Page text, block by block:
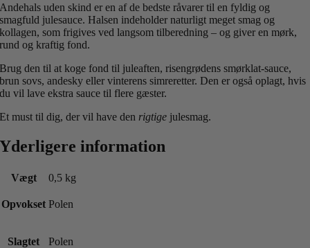
Andehals uden skind er en af de bedste råvarer til en fyldig og
smagfuld julesauce. Halsen indeholder naturligt meget smag og
kollagen, som frigives ved langsom tilberedning – og giver en mørk,
rund og kraftig fond.
Brug den til at koge fond til juleaften, risengrødens smørklat-sauce,
brun sovs, andesky eller vinterens simreretter. Den er også oplagt, hvis
du vil lave ekstra sauce til flere gæster.
Et must til dig, der vil have den rigtige julesmag.
Yderligere information
Vægt 0,5 kg
Opvokset Polen
Slagtet Polen